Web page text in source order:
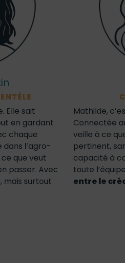
Elle sait
en gardant
chaque
dans l’agro-
que veut
passer. Avec
mais surtout
Mathilde,
Connectée
veille à ce
pertinent,
capacité à
toute
entre le